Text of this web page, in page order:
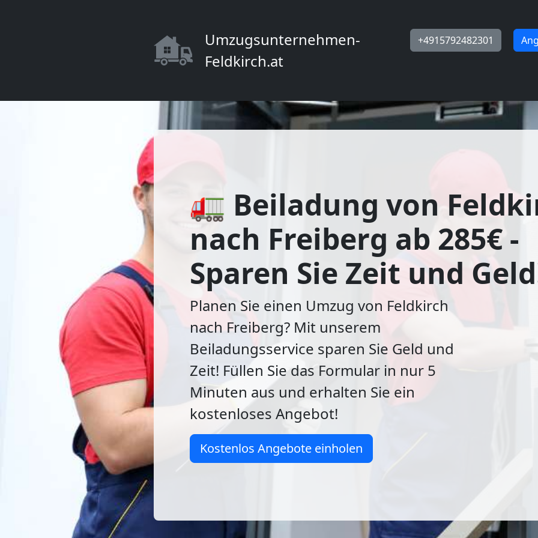
Umzugsunternehmen-
Feldkirch.at
+4915792482301
🚛 Beiladung von
nach Freiberg ab 285€ -
Sparen Sie Zeit und
Planen Sie einen Umzug von Feldkirch
nach Freiberg? Mit unserem
Beiladungsservice sparen Sie Geld und
Zeit! Füllen Sie das Formular in nur 5
Minuten aus und erhalten Sie ein
kostenloses Angebot!
Kostenlos Angebote einholen